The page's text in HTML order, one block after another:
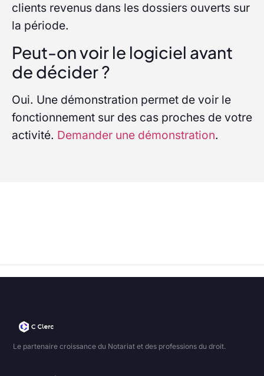
clients revenus dans les dossiers ouverts sur
la période.
Peut-on voir le logiciel avant
de décider ?
Oui. Une démonstration permet de voir le
fonctionnement sur des cas proches de votre
activité. Demander une démonstration.
Le partenaire croissance du Notariat et des professions du droit.